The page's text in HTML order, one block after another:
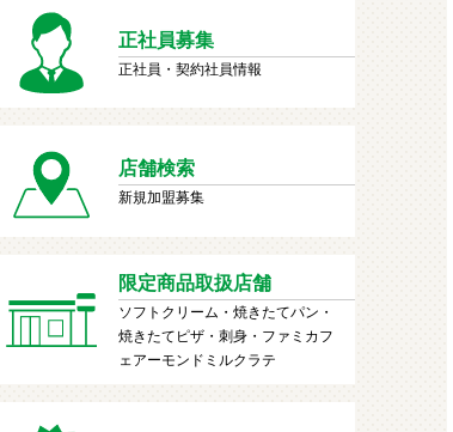
正社員募集
正社員・契約社員情報
店舗検索
新規加盟募集
限定商品取扱店舗
ソフトクリーム・焼きたてパン・
焼きたてピザ・刺身・ファミカフ
ェアーモンドミルクラテ